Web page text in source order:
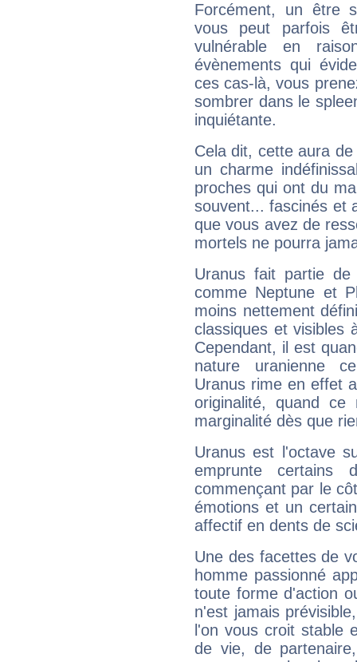
Forcément, un être
vous peut parfois
vulnérable en
évènements qui
ces cas-là, vous
sombrer dans le
inquiétante.
Cela dit, cette aura
un charme
proches qui ont du
souvent... fascinés et
que vous avez de
mortels ne pourra
Uranus fait partie
comme Neptune et
moins nettement
classiques et visibles
Cependant, il est
nature uranienne
Uranus rime en effet
originalité, quand ce
marginalité dès que
Uranus est l'octave
emprunte
commençant par le
émotions et un
affectif en dents de
Une des facettes de
homme passionné
toute forme d'action
n'est jamais
l'on vous croit stable
de vie, de